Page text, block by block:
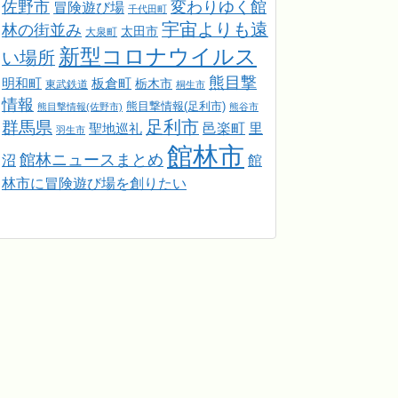
佐野市 冒険遊び場 千代田町
変わりゆく館
林の街並み 大泉町 太田市 宇宙よりも遠
い場所 新型コロナウイルス
明和町 東武鉄道 板倉町 栃木市 桐生市 熊目撃
情報 熊目撃情報(佐野市) 熊目撃情報(足利市) 熊谷市
群馬県 羽生市 聖地巡礼 足利市 邑楽町 里
沼 館林ニュースまとめ 館林市 館
林市に冒険遊び場を創りたい